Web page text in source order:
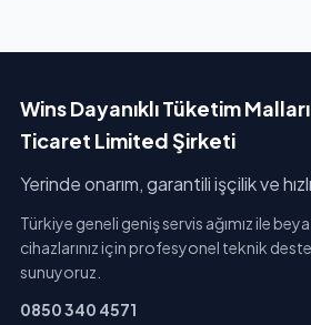
Wins Dayanıklı Tüketim
Ticaret Limited Şirketi
Yerinde onarım, garantili işçilik ve
Türkiye geneli geniş servis ağımız ile
cihazlarınız için profesyonel teknik
sunuyoruz.
0850 340 4571